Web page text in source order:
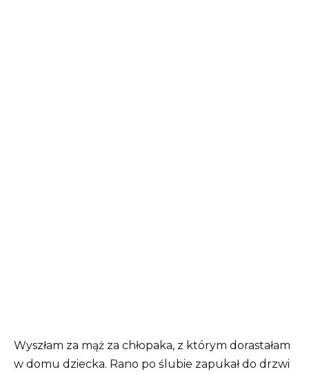
Wyszłam za mąż za chłopaka, z którym dorastałam
w domu dziecka. Rano po ślubie zapukał do drzwi